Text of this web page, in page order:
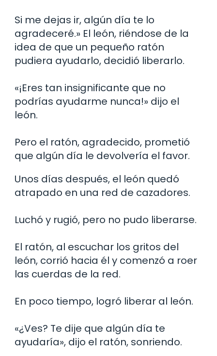
Si me dejas ir, algún día te lo
agradeceré.» El león, riéndose de la
idea de que un pequeño ratón
pudiera ayudarlo, decidió liberarlo.
«¡Eres tan insignificante que no
podrías ayudarme nunca!» dijo el
león.
Pero el ratón, agradecido, prometió
que algún día le devolvería el favor.
Unos días después, el león quedó
atrapado en una red de cazadores.
Luchó y rugió, pero no pudo liberarse.
El ratón, al escuchar los gritos del
león, corrió hacia él y comenzó a roer
las cuerdas de la red.
En poco tiempo, logró liberar al león.
«¿Ves? Te dije que algún día te
ayudaría», dijo el ratón, sonriendo.